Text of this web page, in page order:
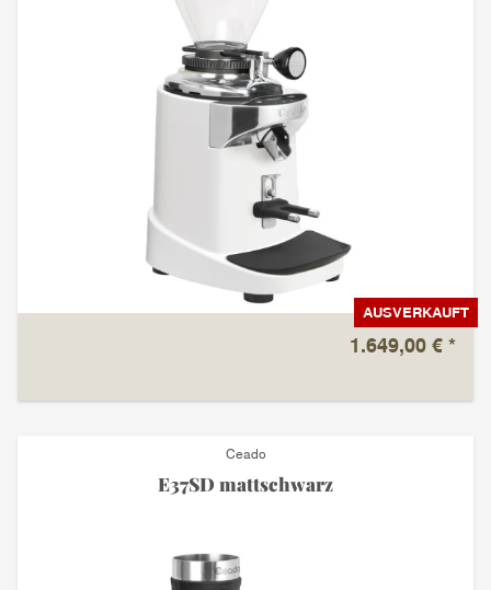
AUSVERKAUFT
1.649,00 € *
Ceado
E37SD mattschwarz